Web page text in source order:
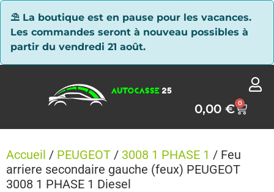
⛱ La boutique est en pause pour les vacances.
Les commandes seront à nouveau possibles à
partir du vendredi 21 août.
0,00€ 0
Accueil / PEUGEOT / 3008 1 PHASE 1 / Feu
arriere secondaire gauche (feux) PEUGEOT
3008 1 PHASE 1 Diesel
Panneau de gestion des cookies